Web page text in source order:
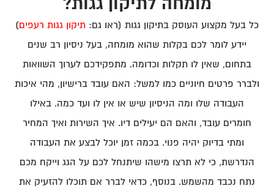
כל בעל מקצוע העוסק בתיקון גגות (ראו גם: תיקון גגות רעפים)
יידע לומר לכם בקלות שהוא מומחה, בעל ניסיון רב שנים
בתחום, שאין לו תקלות וכדומה. מתפקידכם לערוך השוואות
ולברר פרטים חיוניים כמו למשל: האם עובד ברישיון, מהי איכות
העבודה שלו ומה הניסיון שיש או אין לו ועד כמה. באילו
חומרים עובד, והאם הם יעילים דיו. איך השירות ואיך המחיר
ומתי בדיוק יהיה פנוי. בכמה זמן יוכל לבצע את העבודה
הנדרשת, כי לא תרצו מישהו שיתנחל לכם על הגג וייקח מכם
נתח נכבד מהשמש. בנוסף, כדאי לברר אם תוכלו להזעיק את